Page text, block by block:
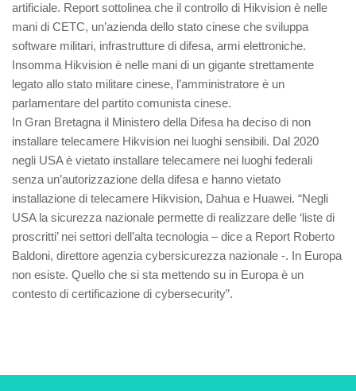
artificiale. Report sottolinea che il controllo di Hikvision è nelle
mani di CETC, un’azienda dello stato cinese che sviluppa
software militari, infrastrutture di difesa, armi elettroniche.
Insomma Hikvision è nelle mani di un gigante strettamente
legato allo stato militare cinese, l’amministratore è un
parlamentare del partito comunista cinese.
In Gran Bretagna il Ministero della Difesa ha deciso di non
installare telecamere Hikvision nei luoghi sensibili. Dal 2020
negli USA è vietato installare telecamere nei luoghi federali
senza un’autorizzazione della difesa e hanno vietato
installazione di telecamere Hikvision, Dahua e Huawei. “Negli
USA la sicurezza nazionale permette di realizzare delle ‘liste di
proscritti’ nei settori dell’alta tecnologia – dice a Report Roberto
Baldoni, direttore agenzia cybersicurezza nazionale -. In Europa
non esiste. Quello che si sta mettendo su in Europa è un
contesto di certificazione di cybersecurity”.